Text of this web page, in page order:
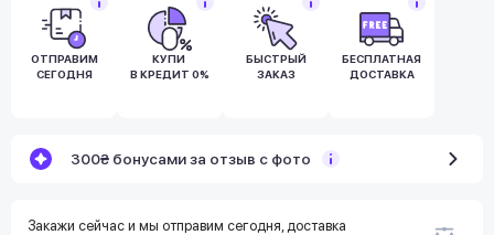
ОТПРАВИМ
СЕГОДНЯ
КУПИ
В КРЕДИТ 0%
БЫСТРЫЙ
ЗАКАЗ
БЕСПЛАТНАЯ
ДОСТАВКА
300₴ бонусами за отзыв с фото
Закажи сейчас и мы отправим сегодня, доставка